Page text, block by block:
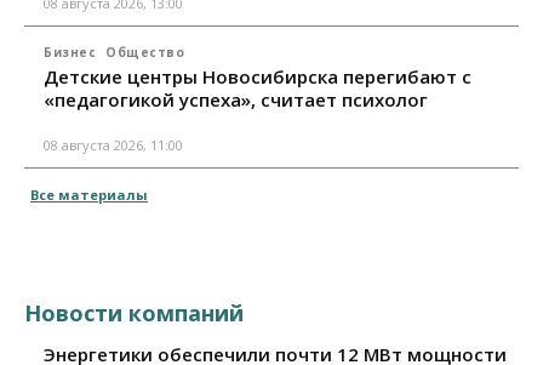
Бизнес Общество
Детские центры Новосибирска перегибают с
«педагогикой успеха», считает психолог
08 августа 2026, 11:00
Все материалы
Новости компаний
Энергетики обеспечили почти 12 МВт мощности